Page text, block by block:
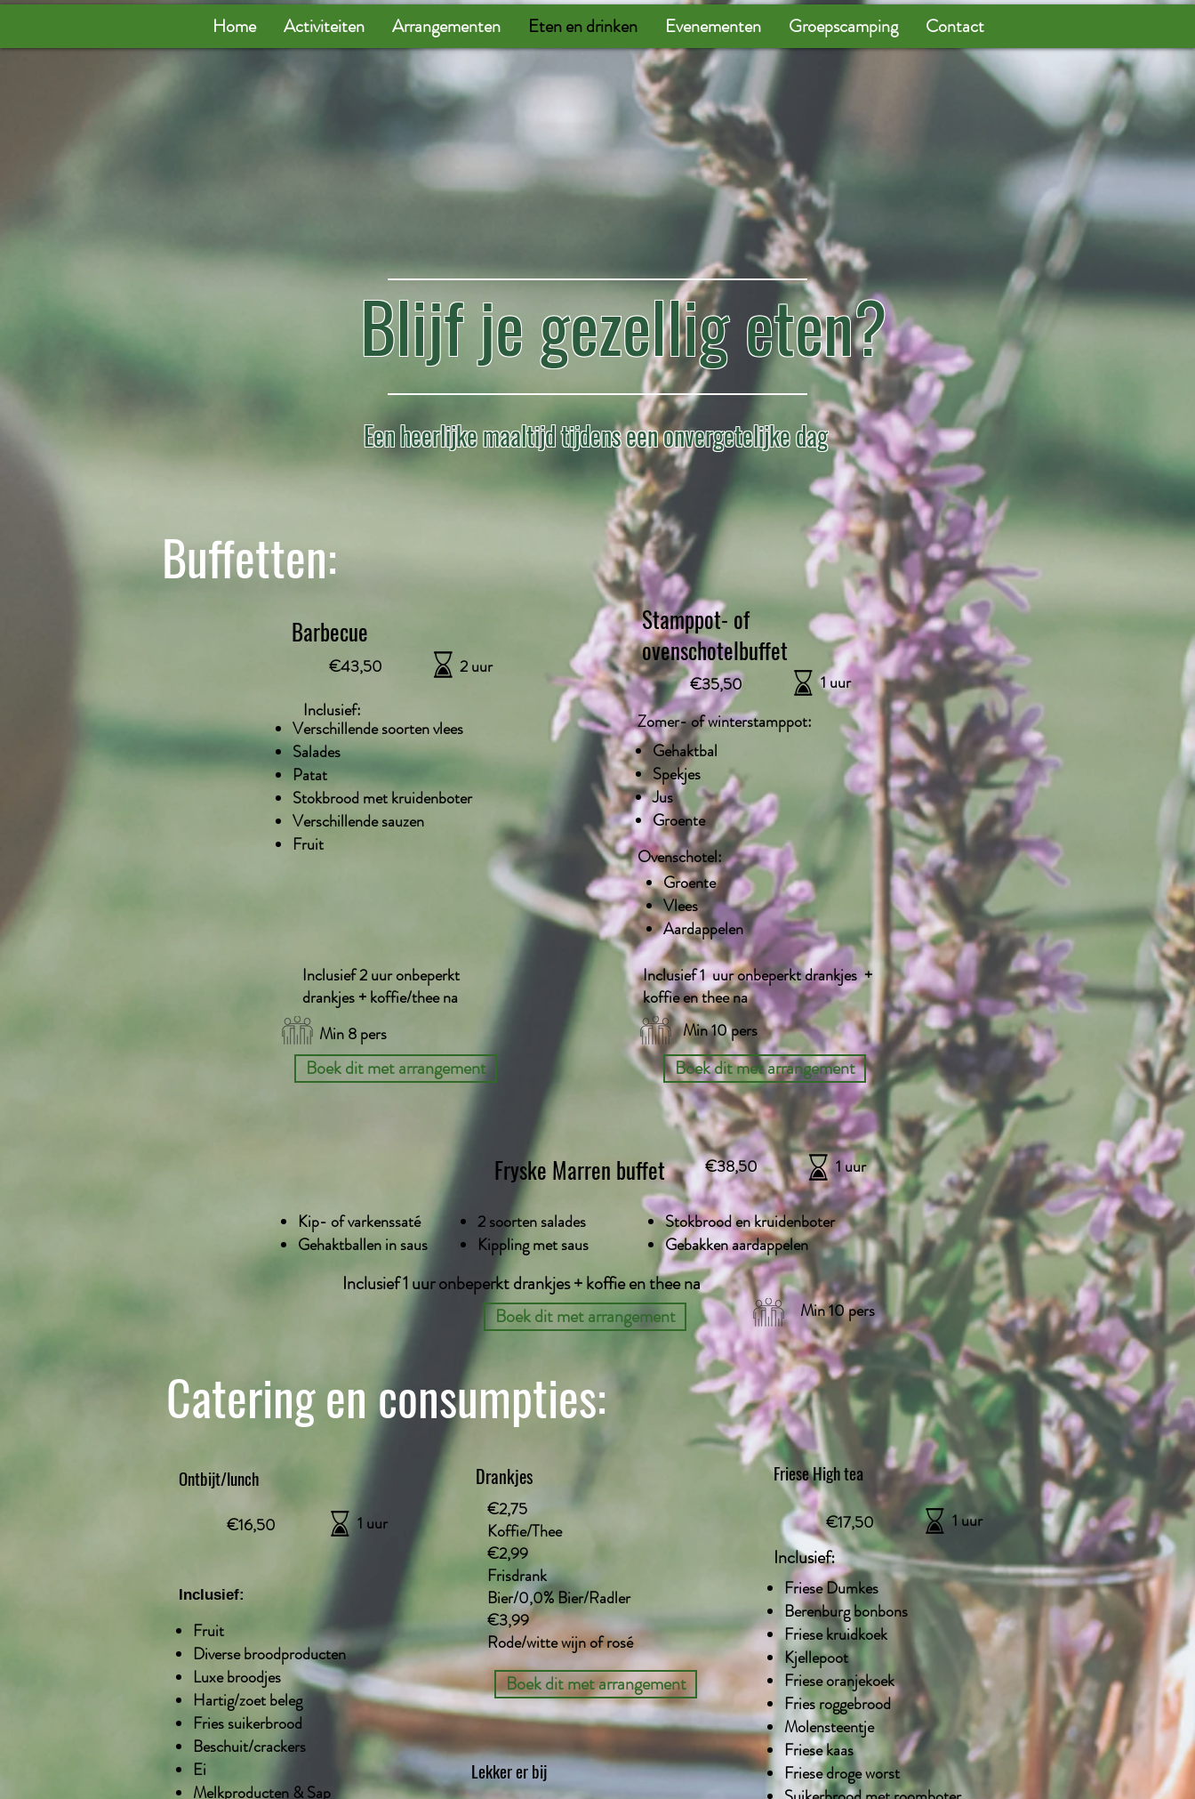
Home Activiteiten Arrangementen Eten en drinken Evenementen Groepscamping Contact
Blijf je gezellig eten?
Een heerlijke maaltijd tijdens een onvergetelijke dag
Buffetten:
Verschillende soorten vlees
Salades
Patat
Stokbrood met kruidenboter
Verschillende sauzen
Fruit
€43,50 2 uur
Min 8 pers
Inclusief:
Boek dit met arrangement
Barbecue
Inclusief 2 uur onbeperkt
drankjes + koffie/thee na
Stamppot- of
ovenschotelbuffet
Gehaktbal
Spekjes
Jus
Groente
€35,50 1 uur
Min 10 pers
Zomer- of winterstamppot:
Ovenschotel:
Groente
Vlees
Aardappelen
Inclusief 1 uur onbeperkt drankjes +
koffie en thee na
Boek dit met arrangement
Fryske Marren buffet
Kip- of varkenssaté
Gehaktballen in saus
Stokbrood en kruidenboter
Gebakken aardappelen
2 soorten salades
Kippling met saus
Inclusief 1 uur onbeperkt drankjes + koffie en thee na
€38,50 1 uur
Min 10 pers
Boek dit met arrangement
Catering en consumpties:
Ontbijt/lunch
€16,50 1 uur
Inclusief:
Drankjes
€2,75
Fruit
Diverse broodproducten
Luxe broodjes
Hartig/zoet beleg
Fries suikerbrood
Beschuit/crackers
Ei
Melkproducten & Sap
Koffie/Thee
€2,99
Frisdrank
Bier/0,0% Bier/Radler
€3,99
Rode/witte wijn of rosé
Lekker er bij
Boek dit met arrangement
Friese High tea
€17,50 1 uur
Inclusief:
Friese Dumkes
Berenburg bonbons
Friese kruidkoek
Kjellepoot
Friese oranjekoek
Fries roggebrood
Molensteentje
Friese kaas
Friese droge worst